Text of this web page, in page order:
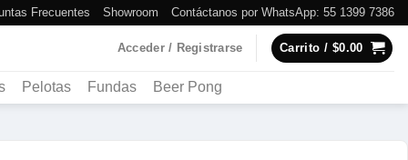
Frecuentes Showroom Contáctanos por WhatsApp: 55 1399 7386
Acceder / Registrarse Carrito / $0.00
Pelotas Fundas Beer Pong